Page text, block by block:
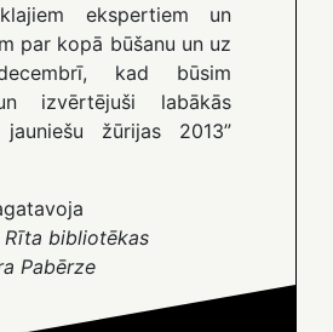
ekspertiem un
par kopā būšanu un uz
kad būsim
izvērtējuši labākās
žūrijas 2013”
Rīta bibliotēkas
Pabērze